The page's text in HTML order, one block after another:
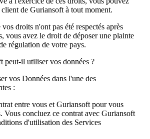
de Guriansoft à tout moment.
droits n'ont pas été respectés après
vous avez le droit de déposer une plainte
régulation de votre pays.
peut-il utiliser vos données ?
vos Données dans l'une des
:
entre vous et Guriansoft pour vous
Vous concluez ce contrat avec Guriansoft
d'utilisation des Services